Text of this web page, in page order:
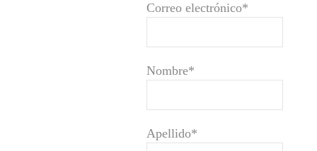
Correo electrónico*
Nombre*
Apellido*